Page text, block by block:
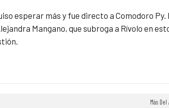
esperar más y fue directo a Comodoro Py.
Mangano, que subroga a Rívolo en
Más